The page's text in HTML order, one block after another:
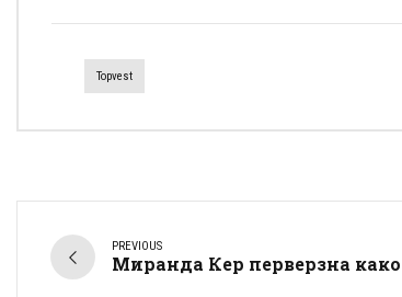
Topvest
PREVIOUS
Миранда Кер перверзна